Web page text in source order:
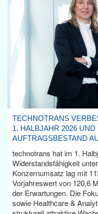
TECHNOTRANS
1. HALBJAHR 2026 UND
AUFTRAGSBESTAND
technotrans hat im 1.
Widerstandsfähigkeit
Konzernumsatz lag mit
Vorjahreswert von 120,6
der Erwartungen. Die
sowie Healthcare &